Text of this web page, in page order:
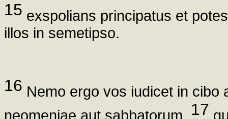
15 exspolians principatus et
illos in semetipso.
16 Nemo ergo vos iudicet in cibo
neomeniae aut sabbatorum, 17